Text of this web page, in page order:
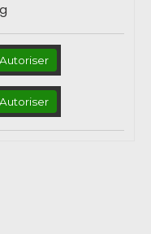
Autoriser
Autoriser